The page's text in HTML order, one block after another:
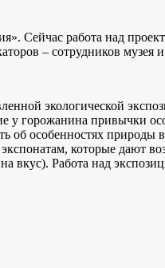
Сейчас работа над
– сотрудников музея
экологической
у горожанина привычки
особенностях природы в
которые дают
вкус). Работа над